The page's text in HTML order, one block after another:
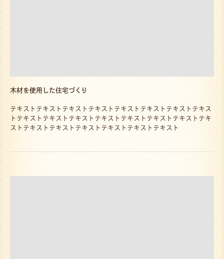
木材を使用した住宅づくり
テキストテキストテキストテキストテキストテキストテキストテキス
トテキストテキストテキストテキストテキストテキストテキストテキ
ストテキストテキストテキストテキストテキストテキスト